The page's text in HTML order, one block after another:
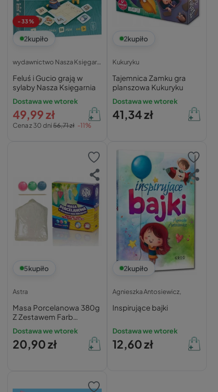
-33%
2kupiło
wydawnictwo Nasza Księgarnia
Feluś i Gucio grają w
sylaby Nasza Księgarnia
Dostawa we wtorek
Cena z 30 dni56,71 zł -11%
49,99 zł
2kupiło
Kukuryku
Tajemnica Zamku gra
planszowa Kukuryku
Dostawa we wtorek
41,34 zł
5kupiło
Astra
Masa Porcelanowa 380g
Z Zestawem Farb
Perłowych 3 Kolory Astra
Dostawa we wtorek
20,90 zł
2kupiło
Agnieszka Antosiewicz,
Inspirujące bajki
Dostawa we wtorek
12,60 zł